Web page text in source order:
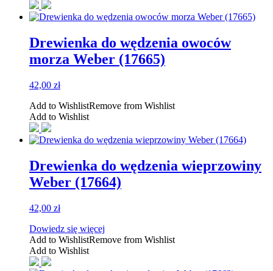
Drewienka do wędzenia owoców
morza Weber (17665)
42,00 zł
Add to WishlistRemove from Wishlist
Add to Wishlist
Drewienka do wędzenia wieprzowiny
Weber (17664)
42,00 zł
Dowiedz się więcej
Add to WishlistRemove from Wishlist
Add to Wishlist